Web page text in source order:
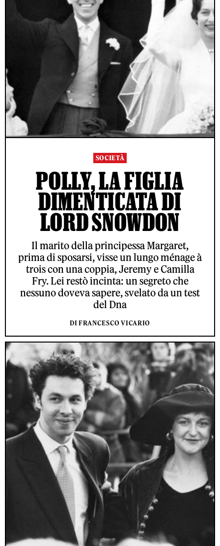
SOCIETÀ
POLLY, LA FIGLIA
DIMENTICATA DI
LORD SNOWDON
Il marito della principessa Margaret,
prima di sposarsi, visse un lungo ménage à
trois con una coppia, Jeremy e Camilla
Fry. Lei restò incinta: un segreto che
nessuno doveva sapere, svelato da un test
del Dna
DI FRANCESCO VICARIO